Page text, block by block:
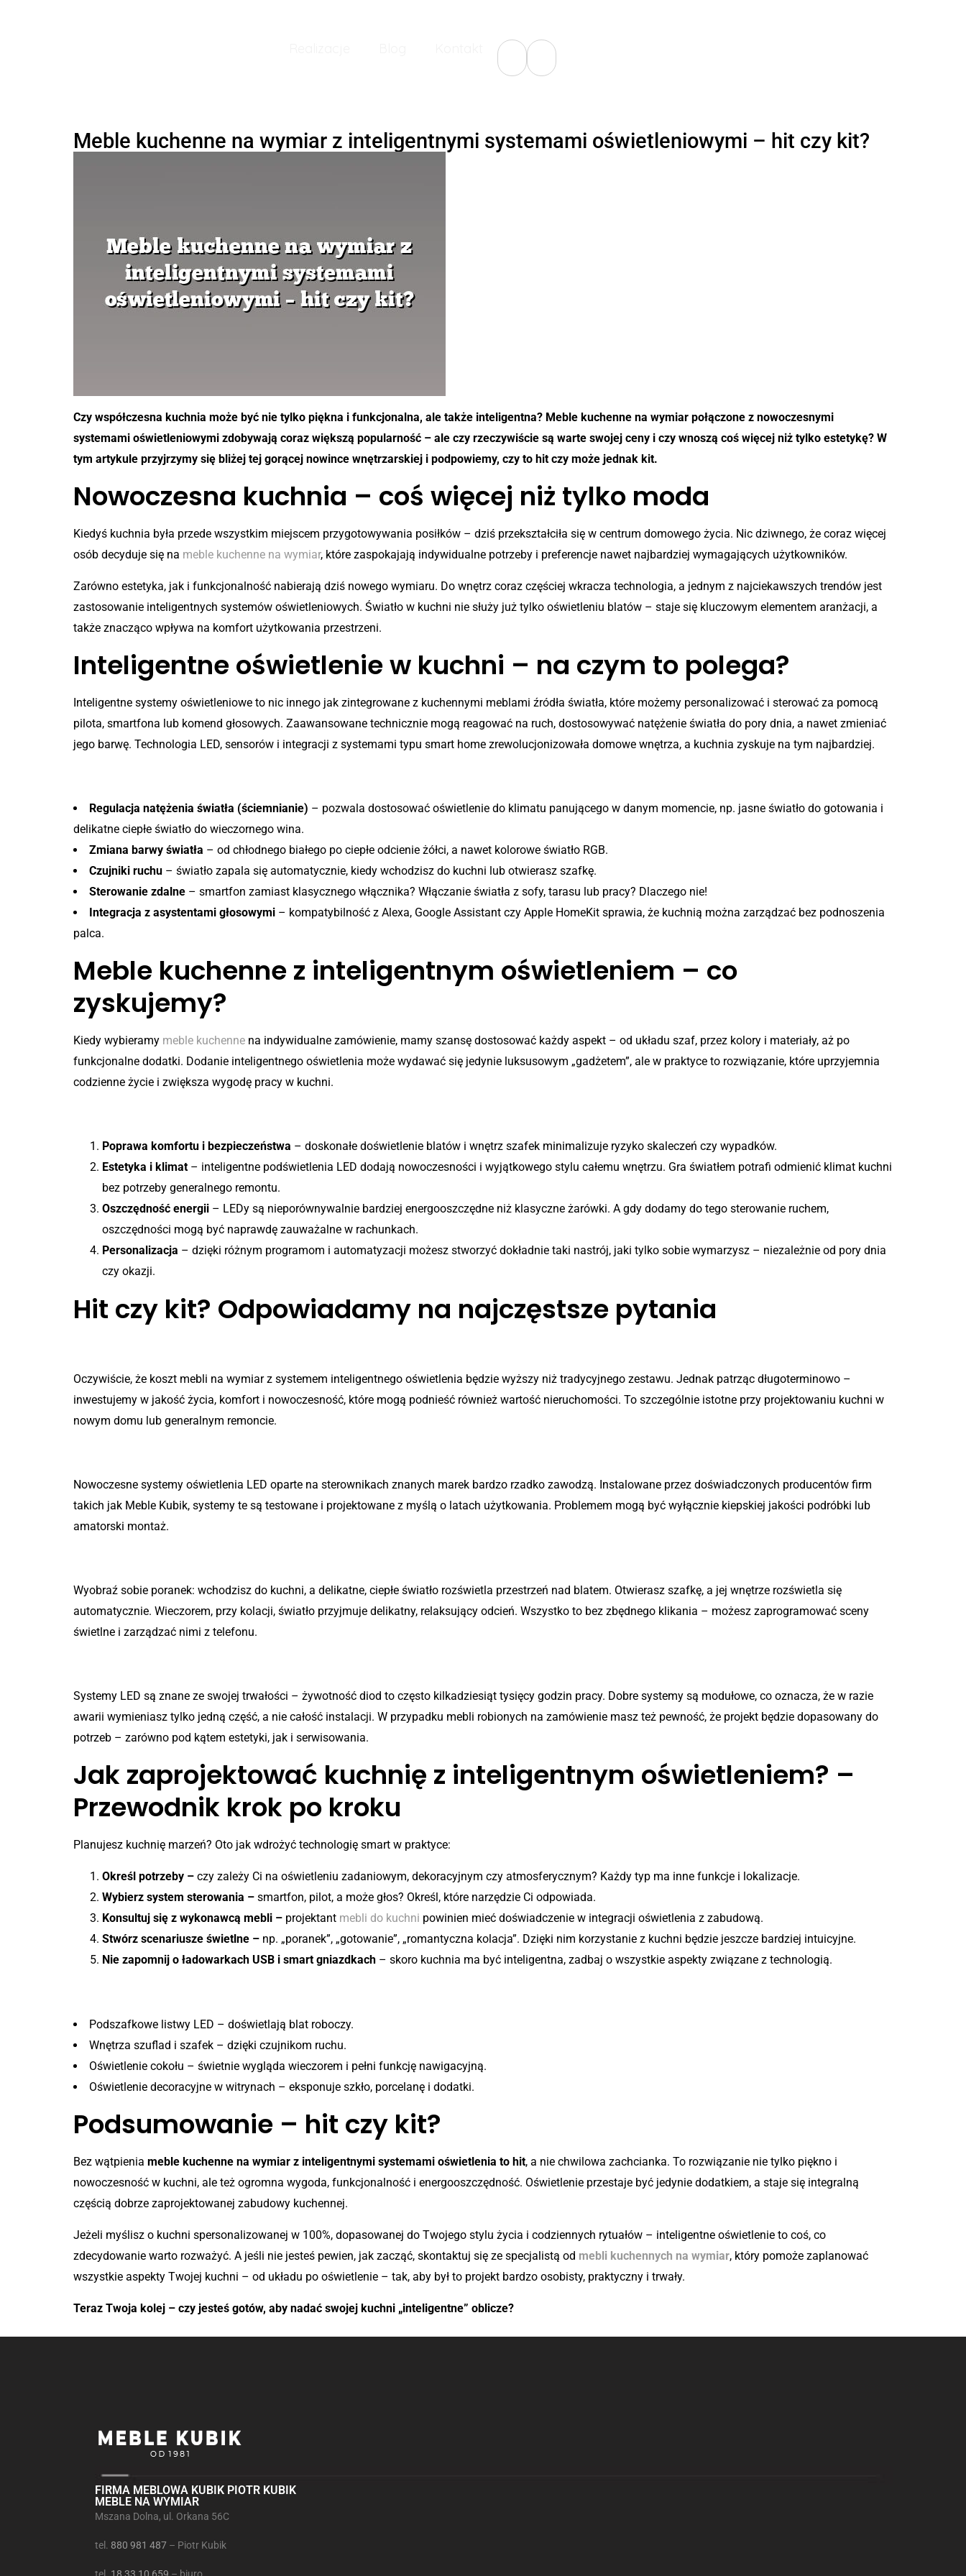
Meble kuchenne na wymiar z inteligentnymi systemami oświetleniowymi – hit czy kit?
Czy współczesna kuchnia może być nie tylko piękna i funkcjonalna, ale także inteligentna? Meble kuchenne na wymiar połączone z nowoczesnymi
systemami oświetleniowymi zdobywają coraz większą popularność – ale czy rzeczywiście są warte swojej ceny i czy wnoszą coś więcej niż tylko estetykę? W
tym artykule przyjrzymy się bliżej tej gorącej nowince wnętrzarskiej i podpowiemy, czy to hit czy może jednak kit.
Nowoczesna kuchnia – coś więcej niż tylko moda
Kiedyś kuchnia była przede wszystkim miejscem przygotowywania posiłków – dziś przekształciła się w centrum domowego życia. Nic dziwnego, że coraz więcej
osób decyduje się na meble kuchenne na wymiar, które zaspokajają indywidualne potrzeby i preferencje nawet najbardziej wymagających użytkowników.
Zarówno estetyka, jak i funkcjonalność nabierają dziś nowego wymiaru. Do wnętrz coraz częściej wkracza technologia, a jednym z najciekawszych trendów jest
zastosowanie inteligentnych systemów oświetleniowych. Światło w kuchni nie służy już tylko oświetleniu blatów – staje się kluczowym elementem aranżacji, a
także znacząco wpływa na komfort użytkowania przestrzeni.
Inteligentne oświetlenie w kuchni – na czym to polega?
Inteligentne systemy oświetleniowe to nic innego jak zintegrowane z kuchennymi meblami źródła światła, które możemy personalizować i sterować za pomocą
pilota, smartfona lub komend głosowych. Zaawansowane technicznie mogą reagować na ruch, dostosowywać natężenie światła do pory dnia, a nawet zmieniać
jego barwę. Technologia LED, sensorów i integracji z systemami typu smart home zrewolucjonizowała domowe wnętrza, a kuchnia zyskuje na tym najbardziej.
Regulacja natężenia światła (ściemnianie) – pozwala dostosować oświetlenie do klimatu panującego w danym momencie, np. jasne światło do gotowania i
delikatne ciepłe światło do wieczornego wina.
Zmiana barwy światła – od chłodnego białego po ciepłe odcienie żółci, a nawet kolorowe światło RGB.
Czujniki ruchu – światło zapala się automatycznie, kiedy wchodzisz do kuchni lub otwierasz szafkę.
Sterowanie zdalne – smartfon zamiast klasycznego włącznika? Włączanie światła z sofy, tarasu lub pracy? Dlaczego nie!
Integracja z asystentami głosowymi – kompatybilność z Alexa, Google Assistant czy Apple HomeKit sprawia, że kuchnią można zarządzać bez podnoszenia
palca.
Meble kuchenne z inteligentnym oświetleniem – co
zyskujemy?
Kiedy wybieramy meble kuchenne na indywidualne zamówienie, mamy szansę dostosować każdy aspekt – od układu szaf, przez kolory i materiały, aż po
funkcjonalne dodatki. Dodanie inteligentnego oświetlenia może wydawać się jedynie luksusowym „gadżetem”, ale w praktyce to rozwiązanie, które uprzyjemnia
codzienne życie i zwiększa wygodę pracy w kuchni.
Poprawa komfortu i bezpieczeństwa – doskonałe doświetlenie blatów i wnętrz szafek minimalizuje ryzyko skaleczeń czy wypadków.
Estetyka i klimat – inteligentne podświetlenia LED dodają nowoczesności i wyjątkowego stylu całemu wnętrzu. Gra światłem potrafi odmienić klimat kuchni
bez potrzeby generalnego remontu.
Oszczędność energii – LEDy są nieporównywalnie bardziej energooszczędne niż klasyczne żarówki. A gdy dodamy do tego sterowanie ruchem,
oszczędności mogą być naprawdę zauważalne w rachunkach.
Personalizacja – dzięki różnym programom i automatyzacji możesz stworzyć dokładnie taki nastrój, jaki tylko sobie wymarzysz – niezależnie od pory dnia
czy okazji.
Hit czy kit? Odpowiadamy na najczęstsze pytania
Oczywiście, że koszt mebli na wymiar z systemem inteligentnego oświetlenia będzie wyższy niż tradycyjnego zestawu. Jednak patrząc długoterminowo –
inwestujemy w jakość życia, komfort i nowoczesność, które mogą podnieść również wartość nieruchomości. To szczególnie istotne przy projektowaniu kuchni w
nowym domu lub generalnym remoncie.
Nowoczesne systemy oświetlenia LED oparte na sterownikach znanych marek bardzo rzadko zawodzą. Instalowane przez doświadczonych producentów firm
takich jak Meble Kubik, systemy te są testowane i projektowane z myślą o latach użytkowania. Problemem mogą być wyłącznie kiepskiej jakości podróbki lub
amatorski montaż.
Wyobraź sobie poranek: wchodzisz do kuchni, a delikatne, ciepłe światło rozświetla przestrzeń nad blatem. Otwierasz szafkę, a jej wnętrze rozświetla się
automatycznie. Wieczorem, przy kolacji, światło przyjmuje delikatny, relaksujący odcień. Wszystko to bez zbędnego klikania – możesz zaprogramować sceny
świetlne i zarządzać nimi z telefonu.
Systemy LED są znane ze swojej trwałości – żywotność diod to często kilkadziesiąt tysięcy godzin pracy. Dobre systemy są modułowe, co oznacza, że w razie
awarii wymieniasz tylko jedną część, a nie całość instalacji. W przypadku mebli robionych na zamówienie masz też pewność, że projekt będzie dopasowany do
potrzeb – zarówno pod kątem estetyki, jak i serwisowania.
Jak zaprojektować kuchnię z inteligentnym oświetleniem? –
Przewodnik krok po kroku
Planujesz kuchnię marzeń? Oto jak wdrożyć technologię smart w praktyce:
Określ potrzeby – czy zależy Ci na oświetleniu zadaniowym, dekoracyjnym czy atmosferycznym? Każdy typ ma inne funkcje i lokalizacje.
Wybierz system sterowania – smartfon, pilot, a może głos? Określ, które narzędzie Ci odpowiada.
Konsultuj się z wykonawcą mebli – projektant mebli do kuchni powinien mieć doświadczenie w integracji oświetlenia z zabudową.
Stwórz scenariusze świetlne – np. „poranek”, „gotowanie”, „romantyczna kolacja”. Dzięki nim korzystanie z kuchni będzie jeszcze bardziej intuicyjne.
Nie zapomnij o ładowarkach USB i smart gniazdkach – skoro kuchnia ma być inteligentna, zadbaj o wszystkie aspekty związane z technologią.
Podszafkowe listwy LED – doświetlają blat roboczy.
Wnętrza szuflad i szafek – dzięki czujnikom ruchu.
Oświetlenie cokołu – świetnie wygląda wieczorem i pełni funkcję nawigacyjną.
Oświetlenie decoracyjne w witrynach – eksponuje szkło, porcelanę i dodatki.
Podsumowanie – hit czy kit?
Bez wątpienia meble kuchenne na wymiar z inteligentnymi systemami oświetlenia to hit, a nie chwilowa zachcianka. To rozwiązanie nie tylko piękno i
nowoczesność w kuchni, ale też ogromna wygoda, funkcjonalność i energooszczędność. Oświetlenie przestaje być jedynie dodatkiem, a staje się integralną
częścią dobrze zaprojektowanej zabudowy kuchennej.
Jeżeli myślisz o kuchni spersonalizowanej w 100%, dopasowanej do Twojego stylu życia i codziennych rytuałów – inteligentne oświetlenie to coś, co
zdecydowanie warto rozważyć. A jeśli nie jesteś pewien, jak zacząć, skontaktuj się ze specjalistą od mebli kuchennych na wymiar, który pomoże zaplanować
wszystkie aspekty Twojej kuchni – od układu po oświetlenie – tak, aby był to projekt bardzo osobisty, praktyczny i trwały.
Teraz Twoja kolej – czy jesteś gotów, aby nadać swojej kuchni „inteligentne” oblicze?
FIRMA MEBLOWA KUBIK PIOTR KUBIK
MEBLE NA WYMIAR
Mszana Dolna, ul. Orkana 56C
tel. 880 981 487 – Piotr Kubik